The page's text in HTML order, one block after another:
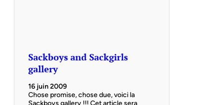
Sackboys and Sackgirls
gallery
16 juin 2009
Chose promise, chose due, voici la